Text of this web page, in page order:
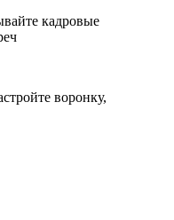
кадровые
воронку,